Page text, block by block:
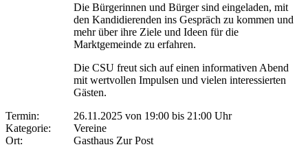
Die Bürgerinnen und Bürger sind eingeladen, mit
den Kandidierenden ins Gespräch zu kommen und
mehr über ihre Ziele und Ideen für die
Marktgemeinde zu erfahren.
Die CSU freut sich auf einen informativen Abend
mit wertvollen Impulsen und vielen interessierten
Gästen.
Termin:
26.11.2025 von 19:00 bis 21:00 Uhr
Kategorie:
Vereine
Ort:
Gasthaus Zur Post